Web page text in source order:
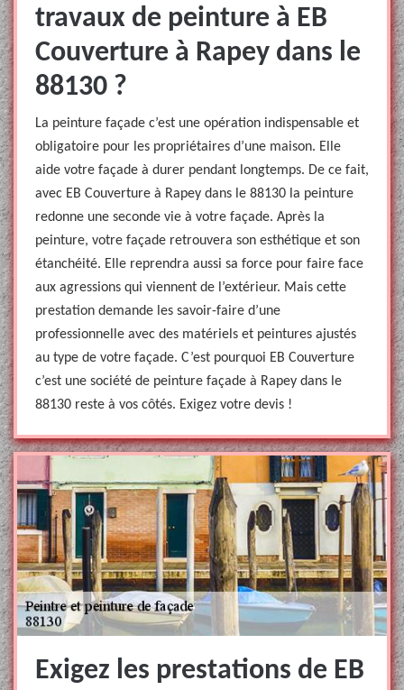
travaux de peinture à EB
Couverture à Rapey dans le
88130 ?
La peinture façade c’est une opération indispensable et
obligatoire pour les propriétaires d’une maison. Elle
aide votre façade à durer pendant longtemps. De ce fait,
avec EB Couverture à Rapey dans le 88130 la peinture
redonne une seconde vie à votre façade. Après la
peinture, votre façade retrouvera son esthétique et son
étanchéité. Elle reprendra aussi sa force pour faire face
aux agressions qui viennent de l’extérieur. Mais cette
prestation demande les savoir-faire d’une
professionnelle avec des matériels et peintures ajustés
au type de votre façade. C’est pourquoi EB Couverture
c’est une société de peinture façade à Rapey dans le
88130 reste à vos côtés. Exigez votre devis !
Exigez les prestations de EB